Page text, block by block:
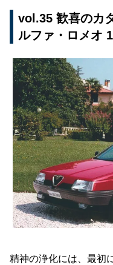
vol.35 歓喜のカ
ルファ・ロメオ
精神の浄化には、最初